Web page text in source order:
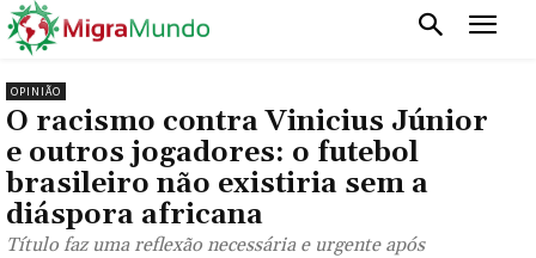
OPINIÃO
O racismo contra Vinicius Júnior
e outros jogadores: o futebol
brasileiro não existiria sem a
diáspora africana
Título faz uma reflexão necessária e urgente após